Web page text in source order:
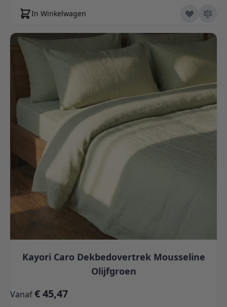
In Winkelwagen
Kayori Caro Dekbedovertrek Mousseline
Olijfgroen
Vanaf€ 45,47